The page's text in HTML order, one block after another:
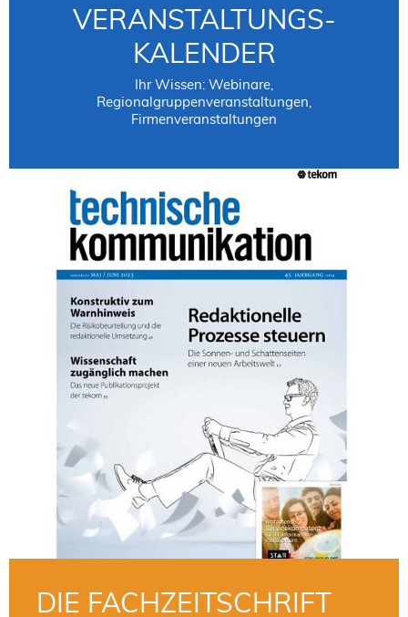
VERANSTALTUNGS-
KALENDER
Ihr Wissen: Webinare,
Regionalgruppenveranstaltungen,
Firmenveranstaltungen
DIE FACHZEITSCHRIFT